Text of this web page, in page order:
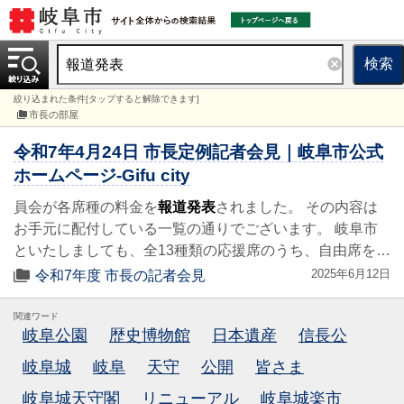
検索
絞り込まれた条件[タップすると解除できます]
市長の部屋
令和7年4月24日 市長定例記者会見｜岐阜市公式
ホームページ-Gifu city
員会が各席種の料金を報道発表されました。 その内容は
お手元に配付している一覧の通りでございます。 岐阜市
といたしましても、全13種類の応援席のうち、自由席を…
令和7年度 市長の記者会見
2025年6月12日
関連ワード
岐阜公園 歴史博物館 日本遺産
信長公
岐阜城
岐阜 天守 公開
皆さま
岐阜城天守閣
リニューアル 岐阜城楽市